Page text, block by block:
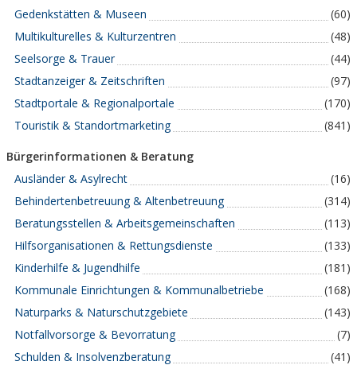
Gedenkstätten & Museen
(60)
Multikulturelles & Kulturzentren
(48)
Seelsorge & Trauer
(44)
Stadtanzeiger & Zeitschriften
(97)
Stadtportale & Regionalportale
(170)
Touristik & Standortmarketing
(841)
Bürgerinformationen & Beratung
Ausländer & Asylrecht
(16)
Behindertenbetreuung & Altenbetreuung
(314)
Beratungsstellen & Arbeitsgemeinschaften
(113)
Hilfsorganisationen & Rettungsdienste
(133)
Kinderhilfe & Jugendhilfe
(181)
Kommunale Einrichtungen & Kommunalbetriebe
(168)
Naturparks & Naturschutzgebiete
(143)
Notfallvorsorge & Bevorratung
(7)
Schulden & Insolvenzberatung
(41)